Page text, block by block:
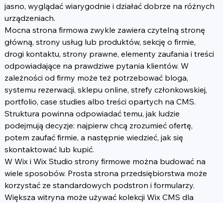
jasno, wyglądać wiarygodnie i działać dobrze na różnych
urządzeniach.
Mocna strona firmowa zwykle zawiera czytelną stronę
główną, strony usług lub produktów, sekcję o firmie,
drogi kontaktu, strony prawne, elementy zaufania i treści
odpowiadające na prawdziwe pytania klientów. W
zależności od firmy może też potrzebować bloga,
systemu rezerwacji, sklepu online, strefy członkowskiej,
portfolio, case studies albo treści opartych na CMS.
Struktura powinna odpowiadać temu, jak ludzie
podejmują decyzje: najpierw chcą zrozumieć ofertę,
potem zaufać firmie, a następnie wiedzieć, jak się
skontaktować lub kupić.
W Wix i Wix Studio strony firmowe można budować na
wiele sposobów. Prosta strona przedsiębiorstwa może
korzystać ze standardowych podstron i formularzy.
Większa witryna może używać kolekcji Wix CMS dla